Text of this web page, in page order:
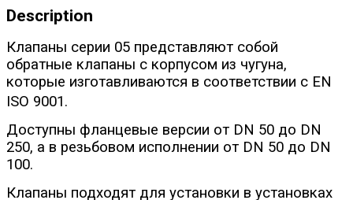
Description
Клапаны серии 05 представляют собой
обратные клапаны с корпусом из чугуна,
которые изготавливаются в соответствии с EN
ISO 9001.
Доступны фланцевые версии от DN 50 до DN
250, а в резьбовом исполнении от DN 50 до DN
100.
Клапаны подходят для установки в установках